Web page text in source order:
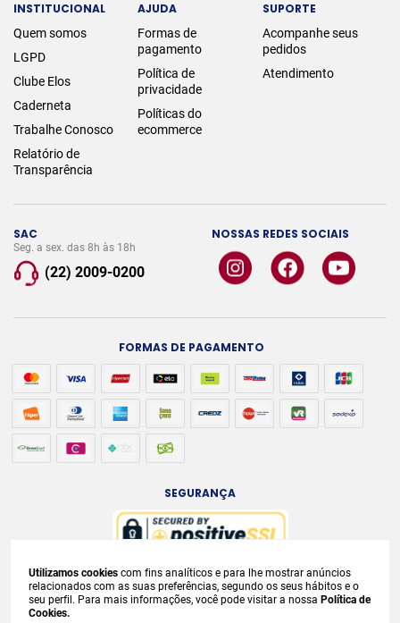
SAC
Seg. a sex. das 8h às 18h
(22) 2009-0200
NOSSAS REDES SOCIAIS
INSTITUCIONAL
Quem somos
LGPD
Clube Elos
Caderneta
Trabalhe Conosco
Relatório de
Transparência
AJUDA
Formas de
pagamento
Política de
privacidade
Políticas do
ecommerce
SUPORTE
Acompanhe seus
pedidos
Atendimento
FORMAS DE PAGAMENTO
SEGURANÇA
A venda e o consumo de bebidas alcoólicas são proibidos para menores de
18 anos. Bebida Alcoólica pode causar dependência química e, em excesso,
provoca
Utilizamos cookies com fins analíticos e para lhe mostrar anúncios
relacionados com as suas preferências, segundo os seus hábitos e o
seu perfil. Para mais informações, você pode visitar a nossa Política de
Cookies.